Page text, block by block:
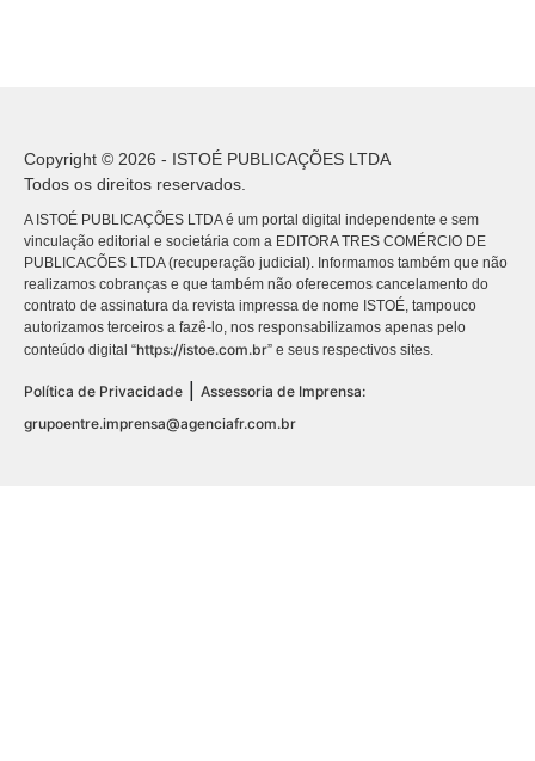
Copyright © 2026 - ISTOÉ PUBLICAÇÕES LTDA
Todos os direitos reservados.
A ISTOÉ PUBLICAÇÕES LTDA é um portal digital independente e sem
vinculação editorial e societária com a EDITORA TRES COMÉRCIO DE
PUBLICACÕES LTDA (recuperação judicial). Informamos também que não
realizamos cobranças e que também não oferecemos cancelamento do
contrato de assinatura da revista impressa de nome ISTOÉ, tampouco
autorizamos terceiros a fazê-lo, nos responsabilizamos apenas pelo
conteúdo digital “https://istoe.com.br” e seus respectivos sites.
Política de Privacidade
Assessoria de Imprensa:
grupoentre.imprensa@agenciafr.com.br